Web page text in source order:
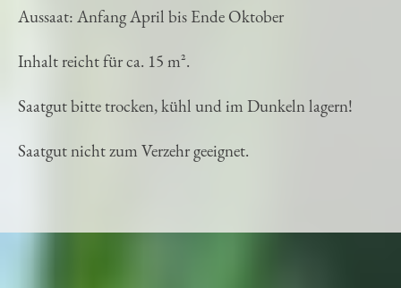
Aussaat: Anfang April bis Ende Oktober
Inhalt reicht für ca. 15 m².
Saatgut bitte trocken, kühl und im Dunkeln lagern!
Saatgut nicht zum Verzehr geeignet.